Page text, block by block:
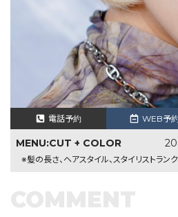
電話予約 WEB予
MENU:CUT + COLOR
※髪の長さ、ヘアスタイル、スタイリストラン